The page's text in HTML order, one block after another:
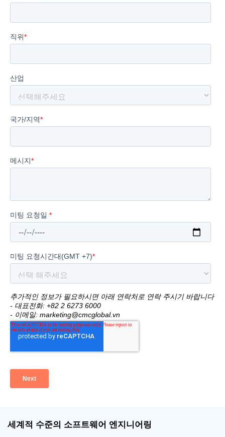
세계적 수준의 소프트웨어 엔지니어링